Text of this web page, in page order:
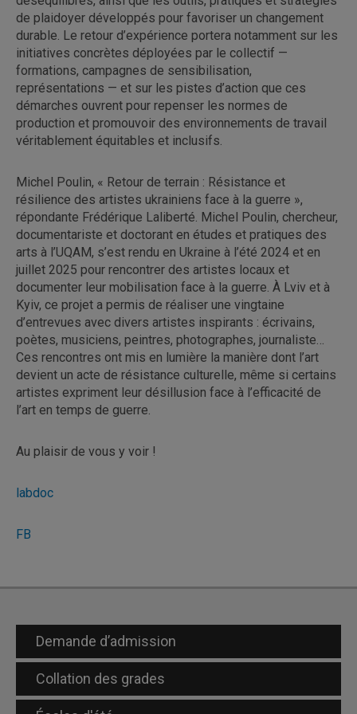
de plaidoyer développés pour favoriser un changement
durable. Le retour d’expérience portera notamment sur les
initiatives concrètes déployées par le collectif —
formations, campagnes de sensibilisation,
représentations — et sur les pistes d’action que ces
démarches ouvrent pour repenser les normes de
production et promouvoir des environnements de travail
véritablement équitables et inclusifs.
Michel Poulin, « Retour de terrain : Résistance et
résilience des artistes ukrainiens face à la guerre »,
répondante Frédérique Laliberté. Michel Poulin, chercheur,
documentariste et doctorant en études et pratiques des
arts à l’UQAM, s’est rendu en Ukraine à l’été 2024 et en
juillet 2025 pour rencontrer des artistes locaux et
documenter leur mobilisation face à la guerre. À Lviv et à
Kyiv, ce projet a permis de réaliser une vingtaine
d’entrevues avec divers artistes inspirants : écrivains,
poètes, musiciens, peintres, photographes, journaliste…
Ces rencontres ont mis en lumière la manière dont l’art
devient un acte de résistance culturelle, même si certains
artistes expriment leur désillusion face à l’efficacité de
l’art en temps de guerre.
Au plaisir de vous y voir !
labdoc
FB
Demande d’admission
Collation des grades